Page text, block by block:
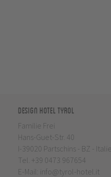
Design Hotel Tyrol
Familie Frei
Hans-Guet-Str. 40
I-39020 Partschins - BZ -
Tel. +39 0473 967654
E-Mail: info@tyrol-hotel.it